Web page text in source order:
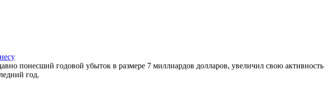
понесший годовой убыток в размере 7 миллиардов долларов, увеличил свою активность
год.